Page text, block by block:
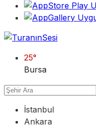
25°
Bursa
İstanbul
Ankara